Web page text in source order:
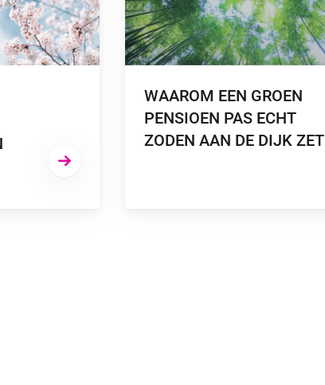
WAAROM EEN GROEN
PENSIOEN PAS ECHT
ZODEN AAN DE DIJK ZET